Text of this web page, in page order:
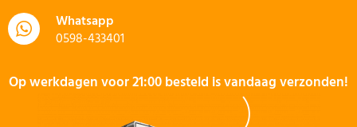
Whatsapp
0598-433401
Op werkdagen voor 21:00 besteld is vandaag verzonden!